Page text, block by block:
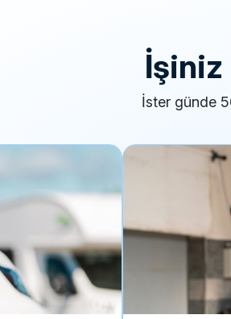
i̇ster günde